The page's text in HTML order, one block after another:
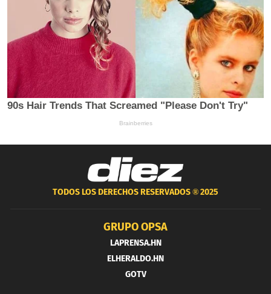
TODOS LOS DERECHOS RESERVADOS ®2025
GRUPO OPSA
LAPRENSA.HN
ELHERALDO.HN
GOTV